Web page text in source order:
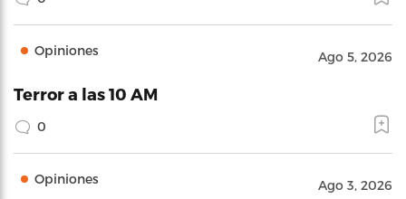
Opiniones Ago 5, 2026
Terror a las 10 AM
0
Opiniones Ago 3, 2026